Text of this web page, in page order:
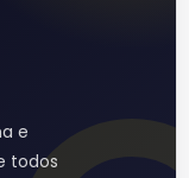
e
todos